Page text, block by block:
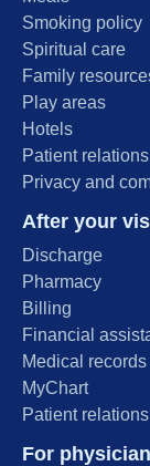
Smoking policy
Spiritual care
Family
Play areas
Hotels
Patient relations
Privacy and
After your
Discharge
Pharmacy
Billing
Financial
Medical records
MyChart
Patient relations
For